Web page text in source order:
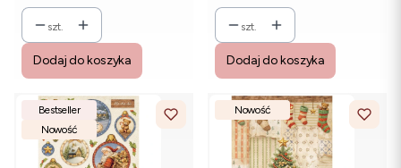
szt.
Dodaj do koszyka
szt.
Dodaj do koszyka
Bestseller
Nowość
Nowość